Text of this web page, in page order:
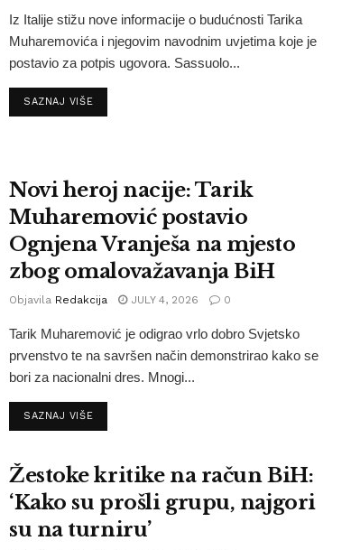
Iz Italije stižu nove informacije o budućnosti Tarika
Muharemovića i njegovim navodnim uvjetima koje je
postavio za potpis ugovora. Sassuolo...
SAZNAJ VIŠE
Novi heroj nacije: Tarik
Muharemović postavio
Ognjena Vranješa na mjesto
zbog omalovažavanja BiH
Objavila Redakcija JULY 4, 2026 0
Tarik Muharemović je odigrao vrlo dobro Svjetsko
prvenstvo te na savršen način demonstrirao kako se
bori za nacionalni dres. Mnogi...
SAZNAJ VIŠE
Žestoke kritike na račun BiH:
‘Kako su prošli grupu, najgori
su na turniru’